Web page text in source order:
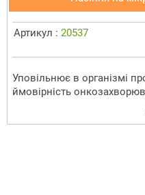
Артикул : 20537
Уповільнює в організмі
ймовірність